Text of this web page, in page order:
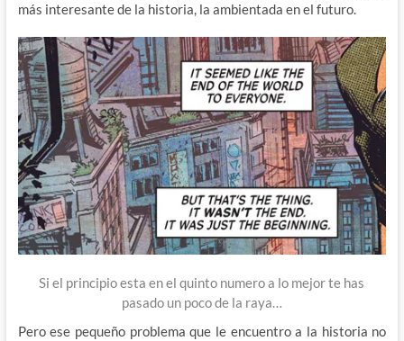
más interesante de la historia, la ambientada en el futuro.
Si el principio esta en el quinto numero a lo mejor te has
pasado un poco de la raya…
Pero ese pequeño problema que le encuentro a la historia no